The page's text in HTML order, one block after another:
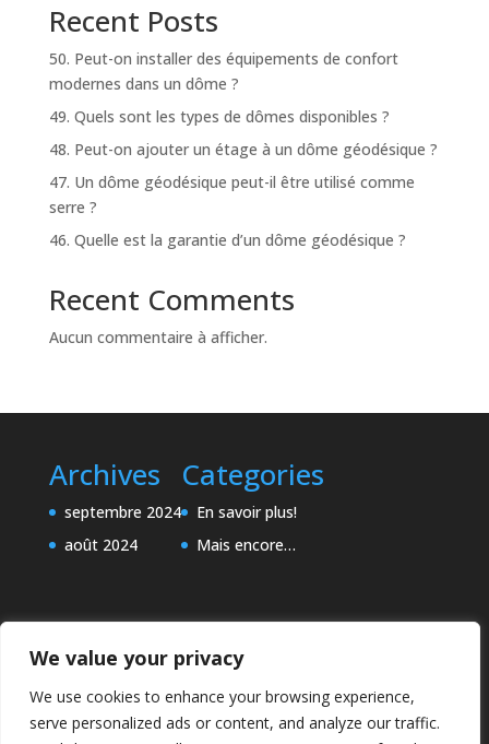
We value your privacy
We use cookies to enhance your browsing experience,
serve personalized ads or content, and analyze our traffic.
Recent Posts
50. Peut-on installer des équipements de confort
modernes dans un dôme ?
49. Quels sont les types de dômes disponibles ?
48. Peut-on ajouter un étage à un dôme géodésique ?
47. Un dôme géodésique peut-il être utilisé comme
serre ?
46. Quelle est la garantie d’un dôme géodésique ?
Recent Comments
Aucun commentaire à afficher.
Archives
septembre 2024
août 2024
Categories
En savoir plus!
Mais encore…